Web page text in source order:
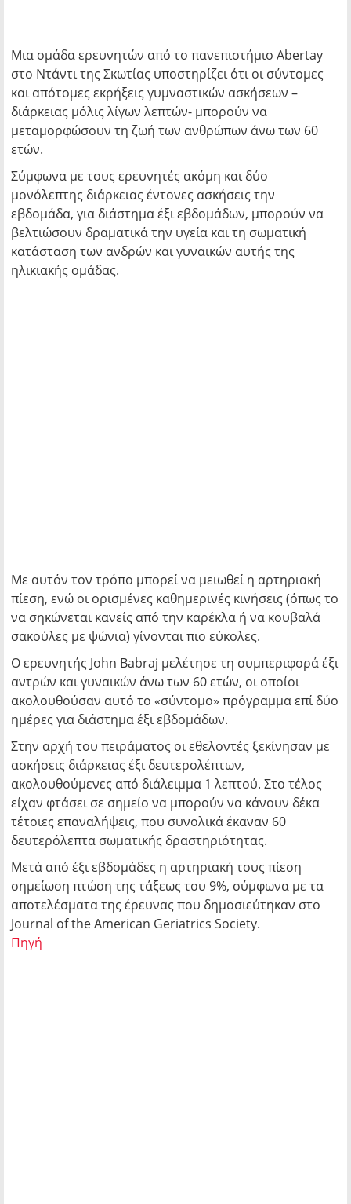
Μια ομάδα ερευνητών από το πανεπιστήμιο Abertay
στο Ντάντι της Σκωτίας υποστηρίζει ότι οι σύντομες
και απότομες εκρήξεις γυμναστικών ασκήσεων –
διάρκειας μόλις λίγων λεπτών- μπορούν να
μεταμορφώσουν τη ζωή των ανθρώπων άνω των 60
ετών.
Σύμφωνα με τους ερευνητές ακόμη και δύο
μονόλεπτης διάρκειας έντονες ασκήσεις την
εβδομάδα, για διάστημα έξι εβδομάδων, μπορούν να
βελτιώσουν δραματικά την υγεία και τη σωματική
κατάσταση των ανδρών και γυναικών αυτής της
ηλικιακής ομάδας.
Με αυτόν τον τρόπο μπορεί να μειωθεί η αρτηριακή
πίεση, ενώ οι ορισμένες καθημερινές κινήσεις (όπως το
να σηκώνεται κανείς από την καρέκλα ή να κουβαλά
σακούλες με ψώνια) γίνονται πιο εύκολες.
Ο ερευνητής John Babraj μελέτησε τη συμπεριφορά έξι
αντρών και γυναικών άνω των 60 ετών, οι οποίοι
ακολουθούσαν αυτό το «σύντομο» πρόγραμμα επί δύο
ημέρες για διάστημα έξι εβδομάδων.
Στην αρχή του πειράματος οι εθελοντές ξεκίνησαν με
ασκήσεις διάρκειας έξι δευτερολέπτων,
ακολουθούμενες από διάλειμμα 1 λεπτού. Στο τέλος
είχαν φτάσει σε σημείο να μπορούν να κάνουν δέκα
τέτοιες επαναλήψεις, που συνολικά έκαναν 60
δευτερόλεπτα σωματικής δραστηριότητας.
Μετά από έξι εβδομάδες η αρτηριακή τους πίεση
σημείωση πτώση της τάξεως του 9%, σύμφωνα με τα
αποτελέσματα της έρευνας που δημοσιεύτηκαν στο
Journal of the American Geriatrics Society.
Πηγή